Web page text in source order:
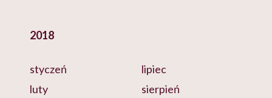
2018
styczeń
luty
lipiec
sierpień